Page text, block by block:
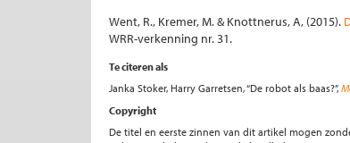
Went, R., Kremer, M. & Knottnerus, A, (2015).
WRR-verkenning nr. 31.
Te citeren als
Janka Stoker, Harry Garretsen, “De robot als baas?”,
Copyright
De titel en eerste zinnen van dit artikel mogen